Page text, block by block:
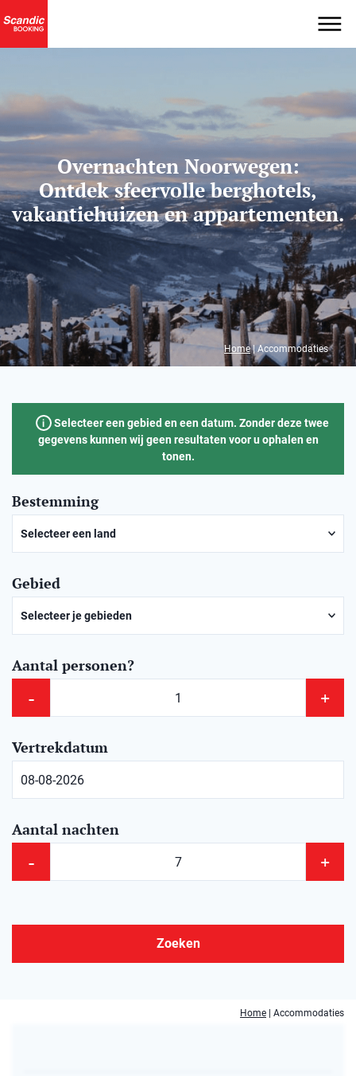
Overnachten Noorwegen:
Ontdek sfeervolle berghotels,
vakantiehuizen en appartementen.
Home|Accommodaties
i
Selecteer een gebied en een datum. Zonder deze twee
gegevens kunnen wij geen resultaten voor u ophalen en
tonen.
Bestemming
Selecteer een land
Zweden
Gebied
Selecteer je gebieden
Aantal personen?
- +
Vertrekdatum
Aantal nachten
- +
Zoeken
Home Accommodaties